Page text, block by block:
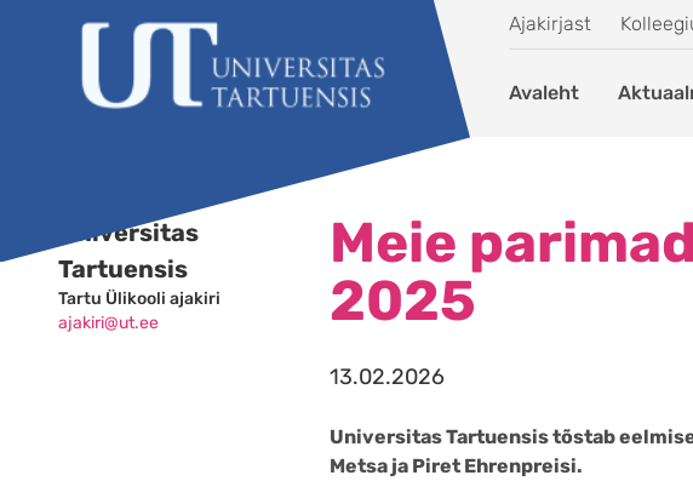
Ajakirjast
Avaleht
Universitas
Tartuensis
Tartu Ülikooli ajakiri
ajakiri@ut.ee
Meie
2025
13.02.2026
Universitas Tartuensis tõstab
Metsa ja Piret Ehrenpreisi.